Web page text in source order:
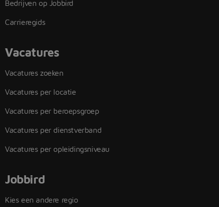
Bedrijven op Jobbird
Carrieregids
Vacatures
Vacatures zoeken
Vacatures per locatie
Vacatures per beroepsgroep
Vacatures per dienstverband
Vacatures per opleidingsniveau
Jobbird
Kies een andere regio